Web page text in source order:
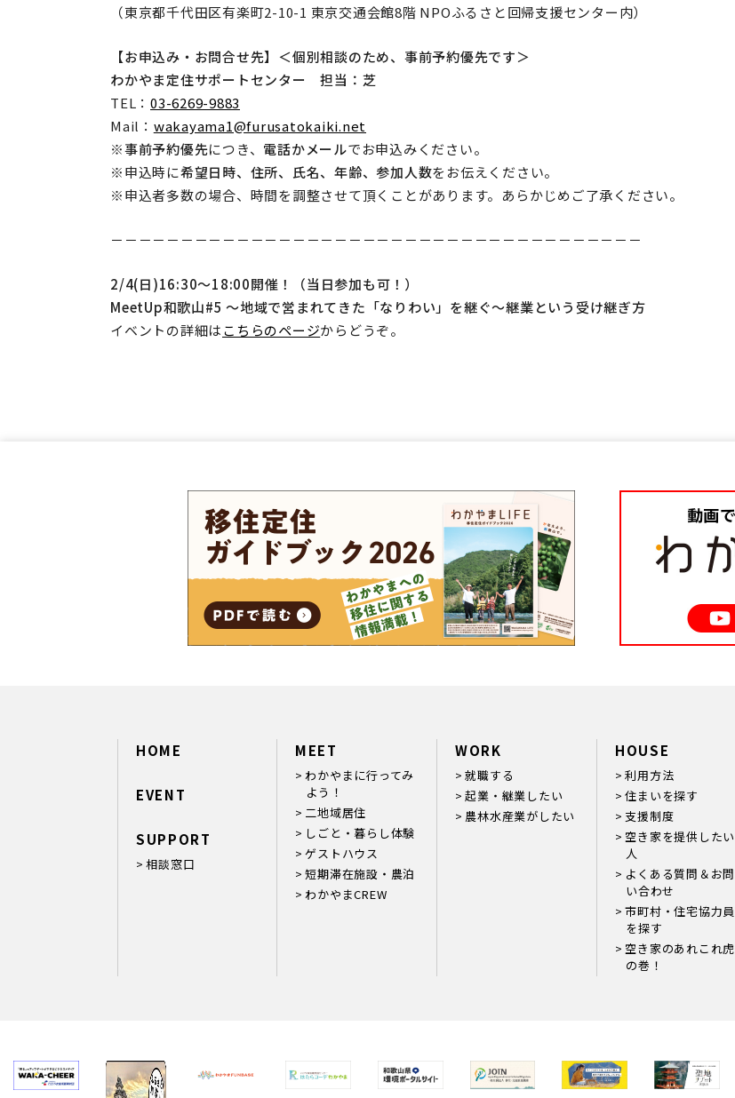
（東京都千代田区有楽町2-10-1 東京交通会館8階 NPOふるさと回帰支援センター内）
【お申込み・お問合せ先】 ＜個別相談のため、事前予約優先です＞
わかやま定住サポートセンター 担当：芝
TEL： 03-6269-9883
Mail： wakayama1@furusatokaiki.net
※事前予約優先につき、 電話かメールでお申込みください。
※申込時に希望日時、住所、氏名、年齢、参加人数をお伝えください。
※申込者多数の場合、時間を調整させて頂くことがあります。あらかじめご了承ください。
－－－－－－－－－－－－－－－－－－－－－－－－－－－－－－－－－－－－－－
2/4(日)16:30～18:00開催！（当日参加も可！）
MeetUp和歌山#5 ～地域で営まれてきた「なりわい」を継ぐ～継業という受け継ぎ方
イベントの詳細はこちらのページからどうぞ。
HOME
EVENT
SUPPORT
相談窓口
MEET
わかやまに行ってみ
よう！
二地域居住
しごと・暮らし体験
ゲストハウス
短期滞在施設・農泊
わかやまCREW
WORK
就職する
起業・継業したい
農林水産業がしたい
HOUSE
利用方法
住まいを探す
支援制度
空き家を提供したい
人
よくある質問＆お問
い合わせ
市町村・住宅協力員
を探す
空き家のあれこれ虎
の巻！